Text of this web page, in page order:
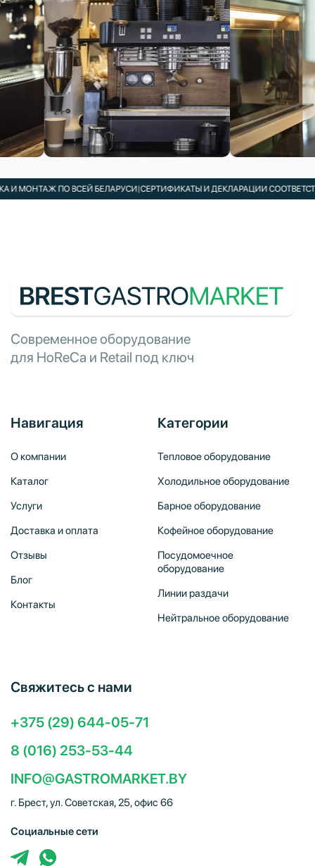
МОНТАЖ ПО ВСЕЙ БЕЛАРУСИ|СЕРТИФИКАТЫ И ДЕКЛАРАЦИИ
Современное оборудование
для HoReCa и Retail под ключ
Навигация
О компании
Каталог
Услуги
Доставка и оплата
Отзывы
Блог
Контакты
Категории
Тепловое оборудование
Холодильное оборудование
Барное оборудование
Кофейное оборудование
Посудомоечное
оборудование
Линии раздачи
Нейтральное оборудование
Свяжитесь с нами
+375 (29) 644-05-71
8 (016) 253-53-44
INFO@GASTROMARKET.BY
г. Брест, ул. Советская, 25, офис 66
Социальные сети